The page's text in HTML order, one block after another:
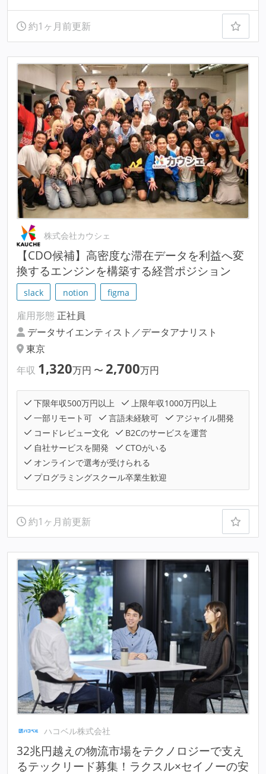
約1ヶ月前更新
株式会社カウシェ
【CDO候補】高密度な滞在データを利益へ変
換するエンジンを構築する経営ポジション
slack notion figma
雇用形態 正社員
データサイエンティスト／データアナリスト
東京
年収 1,320万円 〜 2,700万円
下限年収500万円以上
上限年収1000万円以上
一部リモート可
言語未経験可
アジャイル開発
コードレビュー文化
B2Cのサービスを運営
自社サービスを開発
CTOがいる
オンラインで選考が受けられる
プログラミングスクール卒業生歓迎
約1ヶ月前更新
ハコベル株式会社
32兆円越えの物流市場をテクノロジーで支え
るテックリード募集！ラクスル×セイノーの安